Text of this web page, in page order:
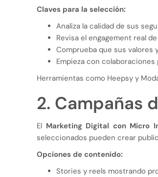
Claves para la selección:
Analiza la calidad de sus
Revisa el engagement real
Comprueba que sus valores
Empieza con
Herramientas como Heepsy y
2. Campañas
El Marketing Digital con Micro
seleccionados pueden crear
Opciones de contenido:
Stories y reels mostrando